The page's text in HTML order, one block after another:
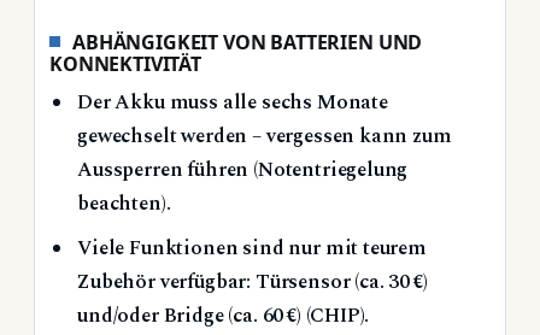
ABHÄNGIGKEIT VON BATTERIEN UND
KONNEKTIVITÄT
Der Akku muss alle sechs Monate
gewechselt werden – vergessen kann zum
Aussperren führen (Notentriegelung
beachten).
Viele Funktionen sind nur mit teurem
Zubehör verfügbar: Türsensor (ca. 30 €)
und/oder Bridge (ca. 60 €) (CHIP).